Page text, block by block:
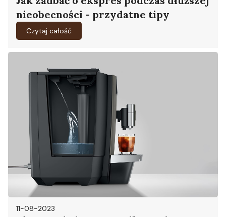
nieobecności - przydatne tipy
Czytaj całość
11-08-2023